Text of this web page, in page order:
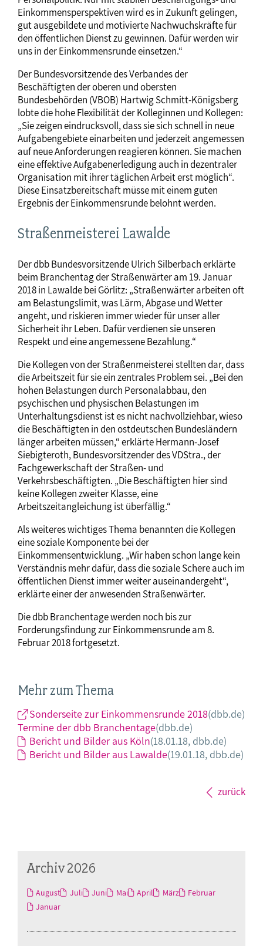
Einkommensperspektiven wird es in Zukunft gelingen,
gut ausgebildete und motivierte Nachwuchskräfte für
den öffentlichen Dienst zu gewinnen. Dafür werden wir
uns in der Einkommensrunde einsetzen.“
Der Bundesvorsitzende des Verbandes der
Beschäftigten der oberen und obersten
Bundesbehörden (VBOB) Hartwig Schmitt-Königsberg
lobte die hohe Flexibilität der Kolleginnen und Kollegen:
„Sie zeigen eindrucksvoll, dass sie sich schnell in neue
Aufgabengebiete einarbeiten und jederzeit angemessen
auf neue Anforderungen reagieren können. Sie machen
eine effektive Aufgabenerledigung auch in dezentraler
Organisation mit ihrer täglichen Arbeit erst möglich“.
Diese Einsatzbereitschaft müsse mit einem guten
Ergebnis der Einkommensrunde belohnt werden.
Straßenmeisterei Lawalde
Der dbb Bundesvorsitzende Ulrich Silberbach erklärte
beim Branchentag der Straßenwärter am 19. Januar
2018 in Lawalde bei Görlitz: „Straßenwärter arbeiten oft
am Belastungslimit, was Lärm, Abgase und Wetter
angeht, und riskieren immer wieder für unser aller
Sicherheit ihr Leben. Dafür verdienen sie unseren
Respekt und eine angemessene Bezahlung.“
Die Kollegen von der Straßenmeisterei stellten dar, dass
die Arbeitszeit für sie ein zentrales Problem sei. „Bei den
hohen Belastungen durch Personalabbau, den
psychischen und physischen Belastungen im
Unterhaltungsdienst ist es nicht nachvollziehbar, wieso
die Beschäftigten in den ostdeutschen Bundesländern
länger arbeiten müssen,“ erklärte Hermann-Josef
Siebigteroth, Bundesvorsitzender des VDStra., der
Fachgewerkschaft der Straßen- und
Verkehrsbeschäftigten. „Die Beschäftigten hier sind
keine Kollegen zweiter Klasse, eine
Arbeitszeitangleichung ist überfällig.“
Als weiteres wichtiges Thema benannten die Kollegen
eine soziale Komponente bei der
Einkommensentwicklung. „Wir haben schon lange kein
Verständnis mehr dafür, dass die soziale Schere auch im
öffentlichen Dienst immer weiter auseinandergeht“,
erklärte einer der anwesenden Straßenwärter.
Die dbb Branchentage werden noch bis zur
Forderungsfindung zur Einkommensrunde am 8.
Februar 2018 fortgesetzt.
Mehr zum Thema
Sonderseite zur Einkommensrunde 2018(dbb.de)
Termine der dbb Branchentage(dbb.de)
Bericht und Bilder aus Köln(18.01.18, dbb.de)
Bericht und Bilder aus Lawalde(19.01.18, dbb.de)
zurück
Archiv 2026
August Juli Juni Mai April März
Februar
Januar